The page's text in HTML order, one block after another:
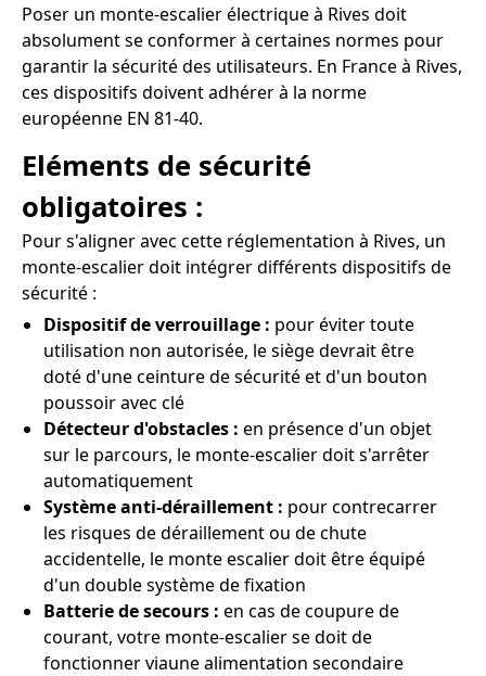
Poser un monte-escalier électrique à Rives doit
absolument se conformer à certaines normes pour
garantir la sécurité des utilisateurs. En France à Rives,
ces dispositifs doivent adhérer à la norme
européenne EN 81-40.
Eléments de sécurité
obligatoires :
Pour s'aligner avec cette réglementation à Rives, un
monte-escalier doit intégrer différents dispositifs de
sécurité :
Dispositif de verrouillage : pour éviter toute
utilisation non autorisée, le siège devrait être
doté d'une ceinture de sécurité et d'un bouton
poussoir avec clé
Détecteur d'obstacles : en présence d'un objet
sur le parcours, le monte-escalier doit s'arrêter
automatiquement
Système anti-déraillement : pour contrecarrer
les risques de déraillement ou de chute
accidentelle, le monte escalier doit être équipé
d'un double système de fixation
Batterie de secours : en cas de coupure de
courant, votre monte-escalier se doit de
fonctionner viaune alimentation secondaire